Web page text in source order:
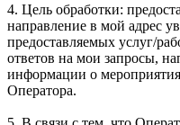
4. Цель обработки:
направление в мой адрес
предоставляемых услуг/
ответов на мои запросы,
информации о
Оператора.